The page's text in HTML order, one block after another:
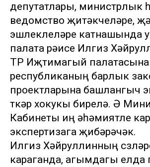
депутатлары, министрлык
ведомство җитәкчеләре,
эшлеклеләре катнашында
палата рәисе Илгиз
ТР Иҗтимагый палатасына
республиканың барлык
проектларына башлангыч
үткәрү хокукы бирелә. Ә
Кабинеты иң әһәмиятле
экспертизага җибәрәчәк.
Илгиз Хәйруллинның
караганда, агымдагы елда